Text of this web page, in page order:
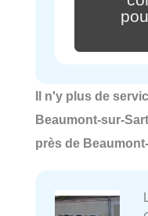
Il n'y plus de
Beaumont-sur-
près de